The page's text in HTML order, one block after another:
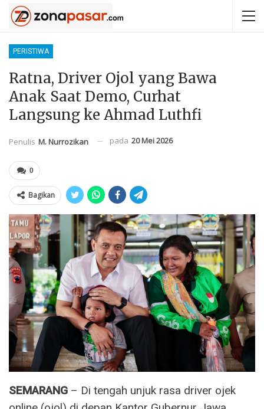
PERISTIWA
Ratna, Driver Ojol yang Bawa
Anak Saat Demo, Curhat
Langsung ke Ahmad Luthfi
Penulis M. Nurrozikan pada 20 Mei 2026
0
Bagikan
SEMARANG – Di tengah unjuk rasa driver ojek